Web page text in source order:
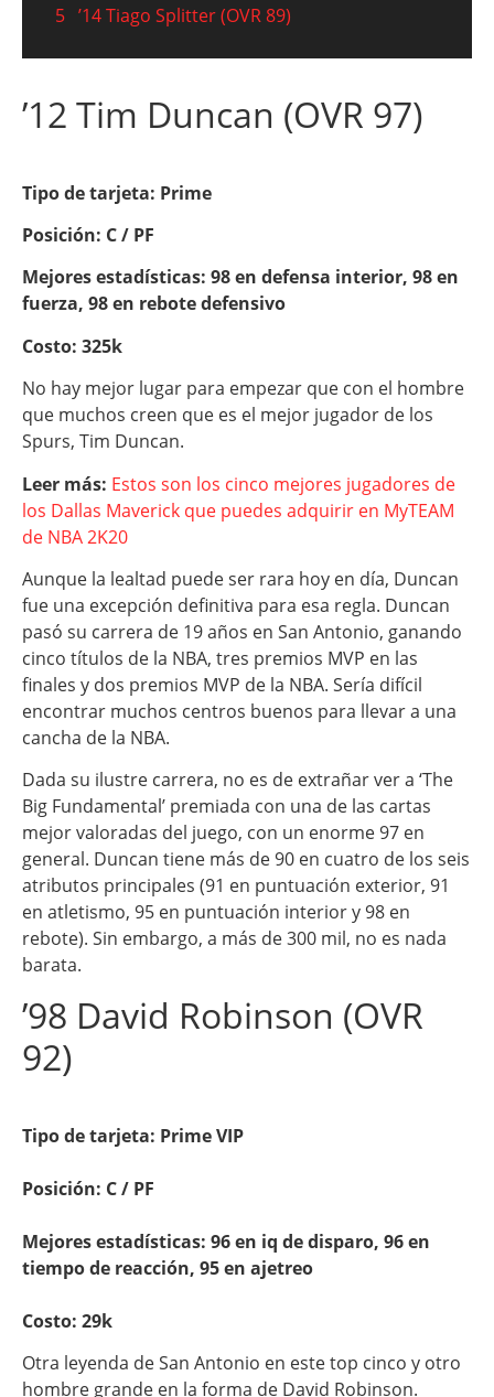
5 ’14 Tiago Splitter (OVR 89)
’12 Tim Duncan (OVR 97)
Tipo de tarjeta: Prime
Posición: C / PF
Mejores estadísticas: 98 en defensa interior, 98 en
fuerza, 98 en rebote defensivo
Costo: 325k
No hay mejor lugar para empezar que con el hombre
que muchos creen que es el mejor jugador de los
Spurs, Tim Duncan.
Leer más: Estos son los cinco mejores jugadores de
los Dallas Maverick que puedes adquirir en MyTEAM
de NBA 2K20
Aunque la lealtad puede ser rara hoy en día, Duncan
fue una excepción definitiva para esa regla. Duncan
pasó su carrera de 19 años en San Antonio, ganando
cinco títulos de la NBA, tres premios MVP en las
finales y dos premios MVP de la NBA. Sería difícil
encontrar muchos centros buenos para llevar a una
cancha de la NBA.
Dada su ilustre carrera, no es de extrañar ver a ‘The
Big Fundamental’ premiada con una de las cartas
mejor valoradas del juego, con un enorme 97 en
general. Duncan tiene más de 90 en cuatro de los seis
atributos principales (91 en puntuación exterior, 91
en atletismo, 95 en puntuación interior y 98 en
rebote). Sin embargo, a más de 300 mil, no es nada
barata.
’98 David Robinson (OVR
92)
Tipo de tarjeta: Prime VIP
Posición: C / PF
Mejores estadísticas: 96 en iq de disparo, 96 en
tiempo de reacción, 95 en ajetreo
Costo: 29k
Otra leyenda de San Antonio en este top cinco y otro
hombre grande en la forma de David Robinson.